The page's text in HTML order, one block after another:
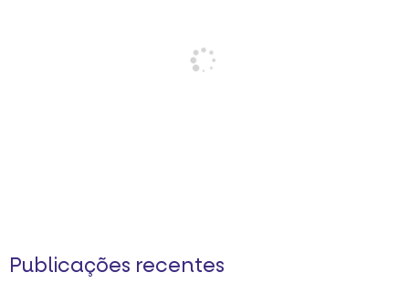
Publicações recentes